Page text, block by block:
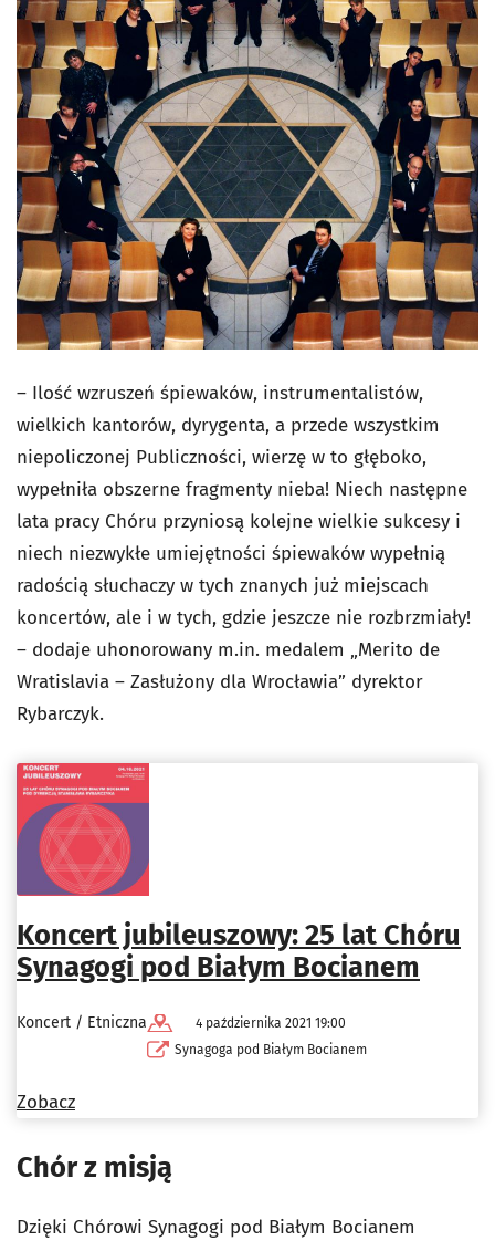
– Ilość wzruszeń śpiewaków, instrumentalistów,
wielkich kantorów, dyrygenta, a przede wszystkim
niepoliczonej Publiczności, wierzę w to głęboko,
wypełniła obszerne fragmenty nieba! Niech następne
lata pracy Chóru przyniosą kolejne wielkie sukcesy i
niech niezwykłe umiejętności śpiewaków wypełnią
radością słuchaczy w tych znanych już miejscach
koncertów, ale i w tych, gdzie jeszcze nie rozbrzmiały!
– dodaje uhonorowany m.in. medalem „Merito de
Wratislavia – Zasłużony dla Wrocławia” dyrektor
Rybarczyk.
Koncert jubileuszowy: 25 lat Chóru
Synagogi pod Białym Bocianem
Koncert / Etniczna
4 października 2021 19:00
Synagoga pod Białym Bocianem
Zobacz
Chór z misją
Dzięki Chórowi Synagogi pod Białym Bocianem